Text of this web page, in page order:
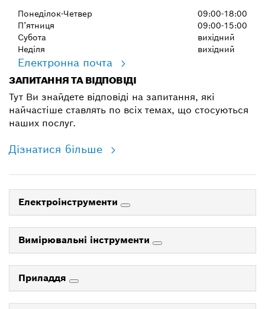
Понеділок-Четвер
П’ятниця
Субота
Неділя
09:00-18:00
09:00-15:00
вихідний
вихідний
Електронна почта
ЗАПИТАННЯ ТА ВІДПОВІДІ
Тут Ви знайдете відповіді на запитання, які
найчастіше ставлять по всіх темах, що стосуються
наших послуг.
Дізнатися більше
Електроінструменти
Вимірювальні інструменти
Приладдя